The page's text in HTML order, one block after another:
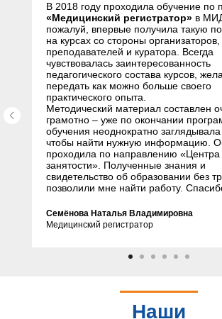
В 2018 году проходила обучение по
«Медицинский регистратор» в
пожалуй, впервые получила такую
на курсах со стороны организаторов,
преподавателей и куратора. Всегда
чувствовалась заинтересованность
педагогического состава курсов,
передать как можно больше своего
практического опыта.
Методический материал составлен
грамотно – уже по окончании
обучения неоднократно заглядывала
чтобы найти нужную информацию.
проходила по направлению «Центра
занятости». Полученные знания и
свидетельство об образовании без
позволили мне найти работу.
Семёнова Наталья Владимировна
Медицинский регистратор
Наши